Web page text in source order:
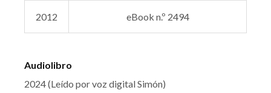
2012 eBook n.º 2494
Audiolibro
2024 (Leído por voz digital Simón)